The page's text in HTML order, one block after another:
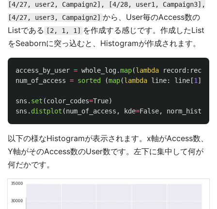
[4/27, user2, Campaign2], [4/28, user1, Campaign3],
[4/27, user3, Campaign2] から、User毎のAccess数の
Listである
[2, 1, 1]
を作成する感じです。作成したList
をSeabornに突っ込むと、Histogramが作成されます。
access_by_user = whole_log.map(lambda record : record
num_of_access = sorted (map(lambda line: line [1 ],
sns . set (color_codes=True)
sns . distplot (num_of_access , kde=False, norm_hist
以下の様なHistogramが表示されます。x軸がAccess数、
Y軸がそのAccess数のUser数です。左下に集中して何が
何だかです。